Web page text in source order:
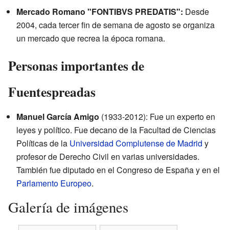
Mercado Romano "FONTIBVS PREDATIS": Desde
2004, cada tercer fin de semana de agosto se organiza
un mercado que recrea la época romana.
Personas importantes de
Fuentespreadas
Manuel García Amigo (1933-2012): Fue un experto en
leyes y político. Fue decano de la Facultad de Ciencias
Políticas de la Universidad Complutense de Madrid y
profesor de Derecho Civil en varias universidades.
También fue diputado en el Congreso de España y en el
Parlamento Europeo.
Galería de imágenes